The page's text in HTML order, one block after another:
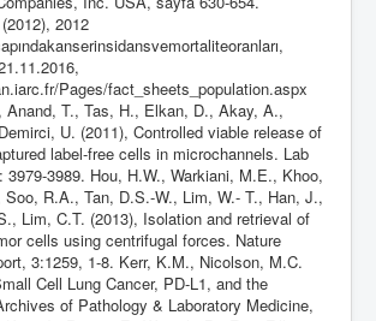
2012
Pages/fact_sheets_population.aspx
Anand, T., Tas, H., Elkan, D., Akay, A.,
U. (2011), Controlled viable release of
label-free cells in microchannels. Lab
3979-3989. Hou, H.W., Warkiani, M.E., Khoo,
R.A., Tan, D.S.-W., Lim, W.- T., Han, J.,
Lim, C.T. (2013), Isolation and retrieval of
cells using centrifugal forces. Nature
3:1259, 1-8. Kerr, K.M., Nicolson, M.C.
Cell Lung Cancer, PD-L1, and the
of Pathology & Laboratory Medicine,